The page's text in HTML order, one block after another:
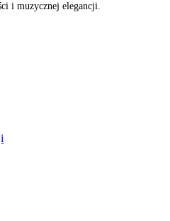
i muzycznej elegancji.